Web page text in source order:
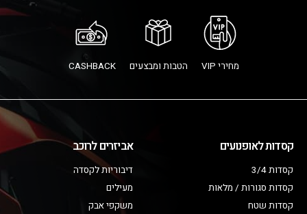
מחירי VIP הטבות ומבצעים CASHBACK
קסדות לאופנועים
קסדות 3/4
קסדות סגורות / מלאות
קסדות שטח
אביזרים לרוכב
דיבוריות לקסדה
מעילים
משקפי אבק